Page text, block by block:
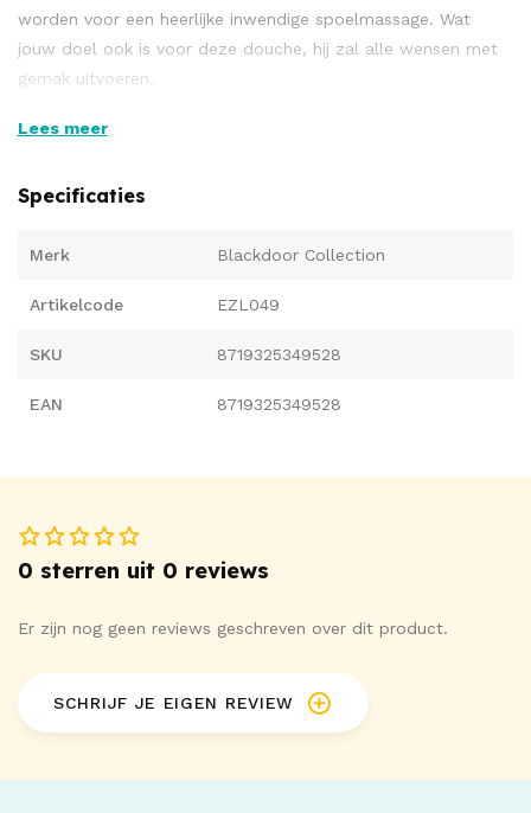
worden voor een heerlijke inwendige spoelmassage. Wat
jouw doel ook is voor deze douche, hij zal alle wensen met
gemak uitvoeren.
hygiënisch, ook zeer plezierig om te gebruiken.
Lees meer
Specificaties
Merk Blackdoor Collection
Artikelcode EZL049
SKU 8719325349528
EAN 8719325349528
0 sterren uit 0 reviews
Er zijn nog geen reviews geschreven over dit product.
SCHRIJF JE EIGEN REVIEW